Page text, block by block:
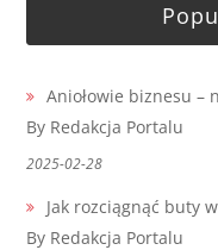
Aniołowie biznesu
By Redakcja Portalu
2025-02-28
Jak rozciągnąć buty
By Redakcja Portalu